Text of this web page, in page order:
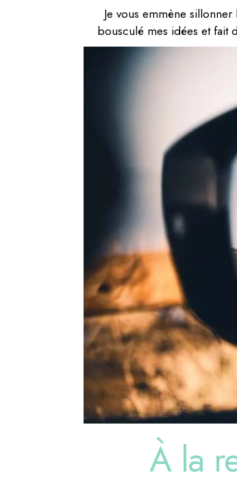
Je vous emmène
bousculé mes idées et fait
À la